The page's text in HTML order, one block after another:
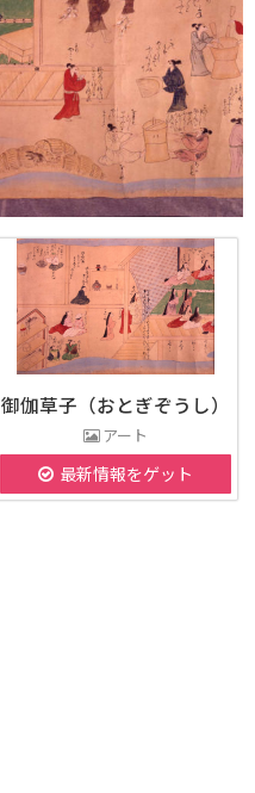
御伽草子（おとぎぞうし）
アート
最新情報をゲット